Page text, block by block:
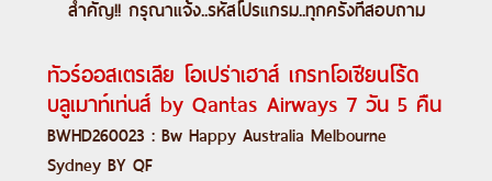
สำคัญ!! กรุณาแจ้ง..รหัสโปรแกรม..ทุกครั้งที่สอบถาม
ทัวร์ออสเตรเลีย โอเปร่าเฮาส์ เกรทโอเชียนโร้ด
บลูเมาท์เท่นส์ by Qantas Airways 7 วัน 5 คืน
BWHD260023 : Bw Happy Australia Melbourne
Sydney BY QF